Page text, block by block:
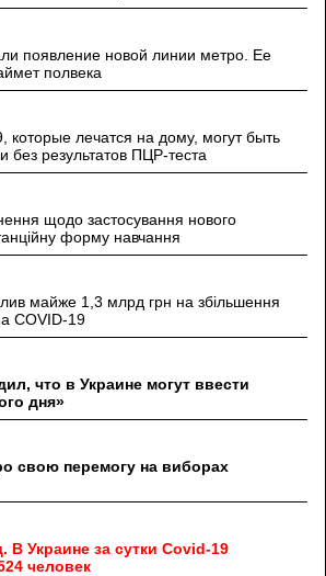
появление новой линии метро. Ее
полвека
которые лечатся на дому, могут быть
без результатов ПЦР-теста
щодо застосування нового
форму навчання
майже 1,3 млрд грн на збільшення
COVID-19
что в Украине могут ввести
дня»
свою перемогу на виборах
В Украине за сутки Covid-19
человек